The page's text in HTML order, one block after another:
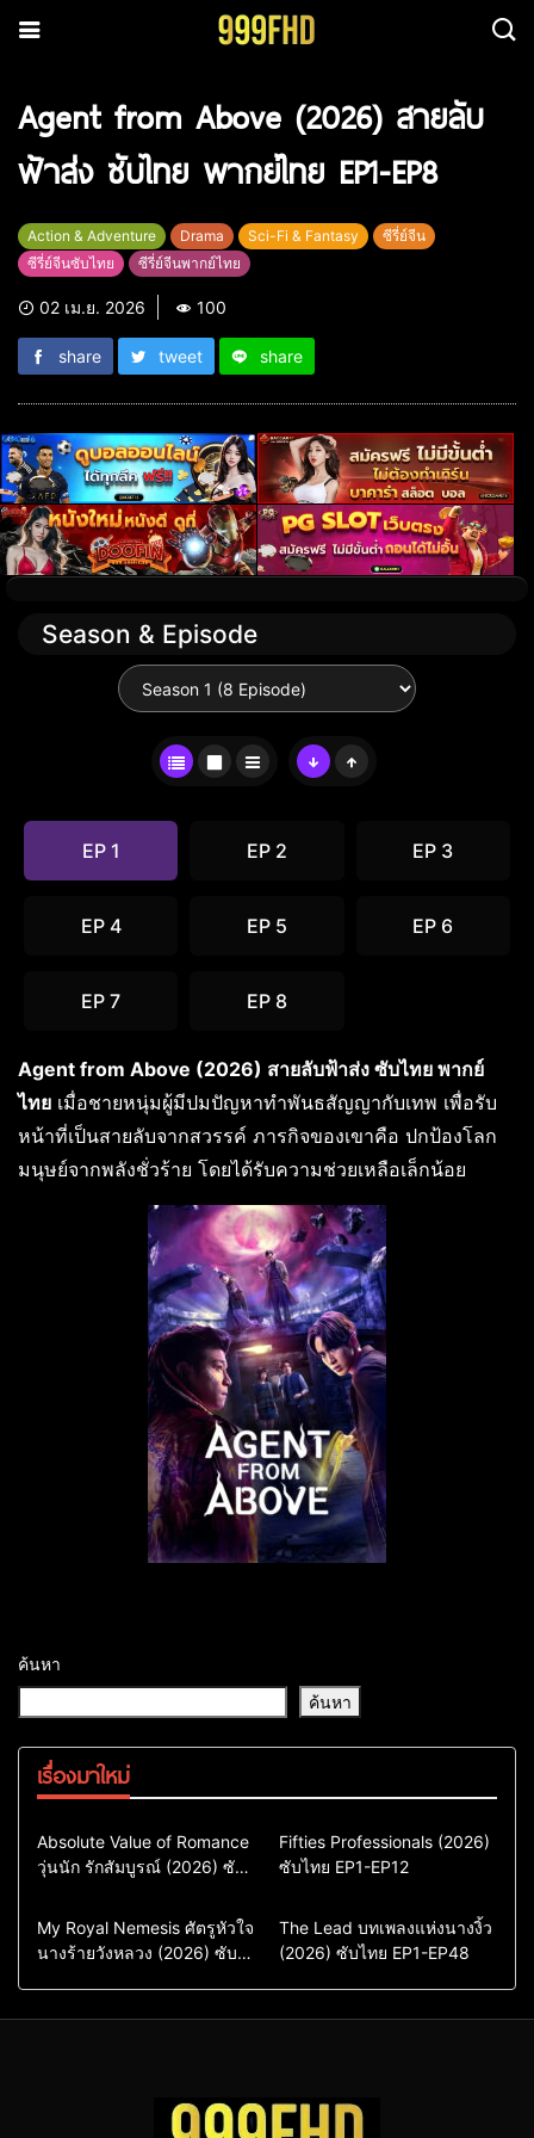
Agent from Above (2026) สายลับ
ฟ้าส่ง ซับไทย พากย์ไทย EP1-EP8
Action & Adventure Drama Sci-Fi & Fantasy
ซีรี่ย์จีน
ซีรี่ย์จีนซับไทย
ซีรี่ย์จีนพากย์ไทย
02 เม.ย. 2026 100
share tweet share
Season & Episode
EP 1 EP 2 EP 3
EP 4 EP 5 EP 6
EP 7 EP 8
Agent from Above (2026) สายลับฟ้าส่ง ซับไทย พากย์
ไทย เมื่อชายหนุ่มผู้มีปมปัญหาทำพันธสัญญากับเทพ เพื่อรับ
หน้าที่เป็นสายลับจากสวรรค์ ภารกิจของเขาคือ ปกป้องโลก
มนุษย์จากพลังชั่วร้าย โดยได้รับความช่วยเหลือเล็กน้อย
ค้นหา
ค้นหา
เรื่องมาใหม่
Comedy
Drama
ซีรี่ย์เกาหลี
ซีรี่ย์เกาหลีพากย์ไทย
Absolute Value of Romance
วุ่นนัก รักสัมบูรณ์ (2026) ซับ
Action & Adventure
Comedy
Drama
ซีรี่ย์เกาหลีซับไทย
Fifties Professionals (2026)
ซับไทย EP1-EP12
Comedy
Drama
Sci-Fi & Fantasy
My Royal Nemesis ศัตรูหัวใจ
นางร้ายวังหลวง (2026) ซับ
Drama
ซีรี่ย์จีน
ซีรี่ย์จีนซับไทย
The Lead บทเพลงแห่งนางงิ้ว
(2026) ซับไทย EP1-EP48